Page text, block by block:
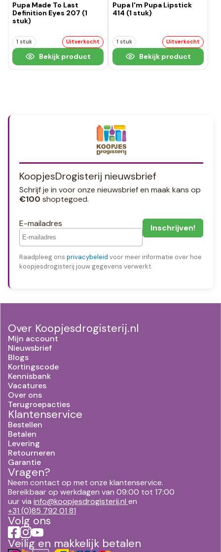
Pupa Made To Last
Definition Eyes 207 (1
stuk)
1 stuk Uitverkocht
Bekijk product
Pupa I'm Pupa Lipstick
414 (1 stuk)
1 stuk Uitverkocht
Bekijk product
KoopjesDrogisterij nieuwsbrief
Schrijf je in voor onze nieuwsbrief en maak kans op
€100 shoptegoed.
E-mailadres
Raadpleeg ons privacybeleid voor meer informatie over hoe
koopjesdrogisterij jouw gegevens verwerkt.
Over Koopjesdrogisterij.nl
Mijn account
Nieuwsbrief
Blogs
Kortingscode
Kennisbank
Vacatures
Over ons
Terugroepacties
Klantenservice
Bestellen
Betalen
Levering
Retourneren
Garantie
Vragen?
Neem contact op met onze klantenservice.
Bereikbaar op werkdagen van 09:00 tot 17:00
uur via info@koopjesdrogisterij.nl en
+31 (0)85 792 01 81
Volg ons
Veilig en makkelijk betalen